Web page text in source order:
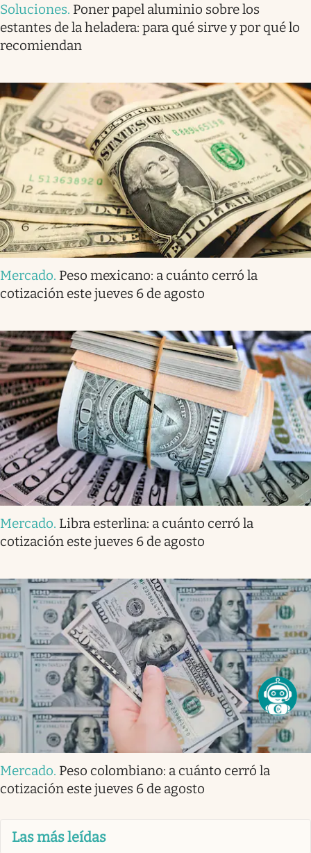
Soluciones. Poner papel aluminio sobre los
estantes de la heladera: para qué sirve y por qué lo
recomiendan
Mercado. Peso mexicano: a cuánto cerró la
cotización este jueves 6 de agosto
Mercado. Libra esterlina: a cuánto cerró la
cotización este jueves 6 de agosto
Mercado. Peso colombiano: a cuánto cerró la
cotización este jueves 6 de agosto
Las más leídas